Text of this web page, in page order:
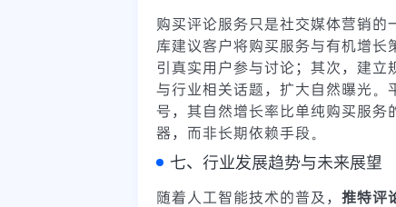
购买评论服务只是社交媒体营销的
库建议客户将购买服务与有机增
引真实用户参与讨论；其次，建
与行业相关话题，扩大自然曝光。
号，其自然增长率比单纯购买服
器，而非长期依赖手段。
七、行业发展趋势与未来展望
随着人工智能技术的普及， 推特评